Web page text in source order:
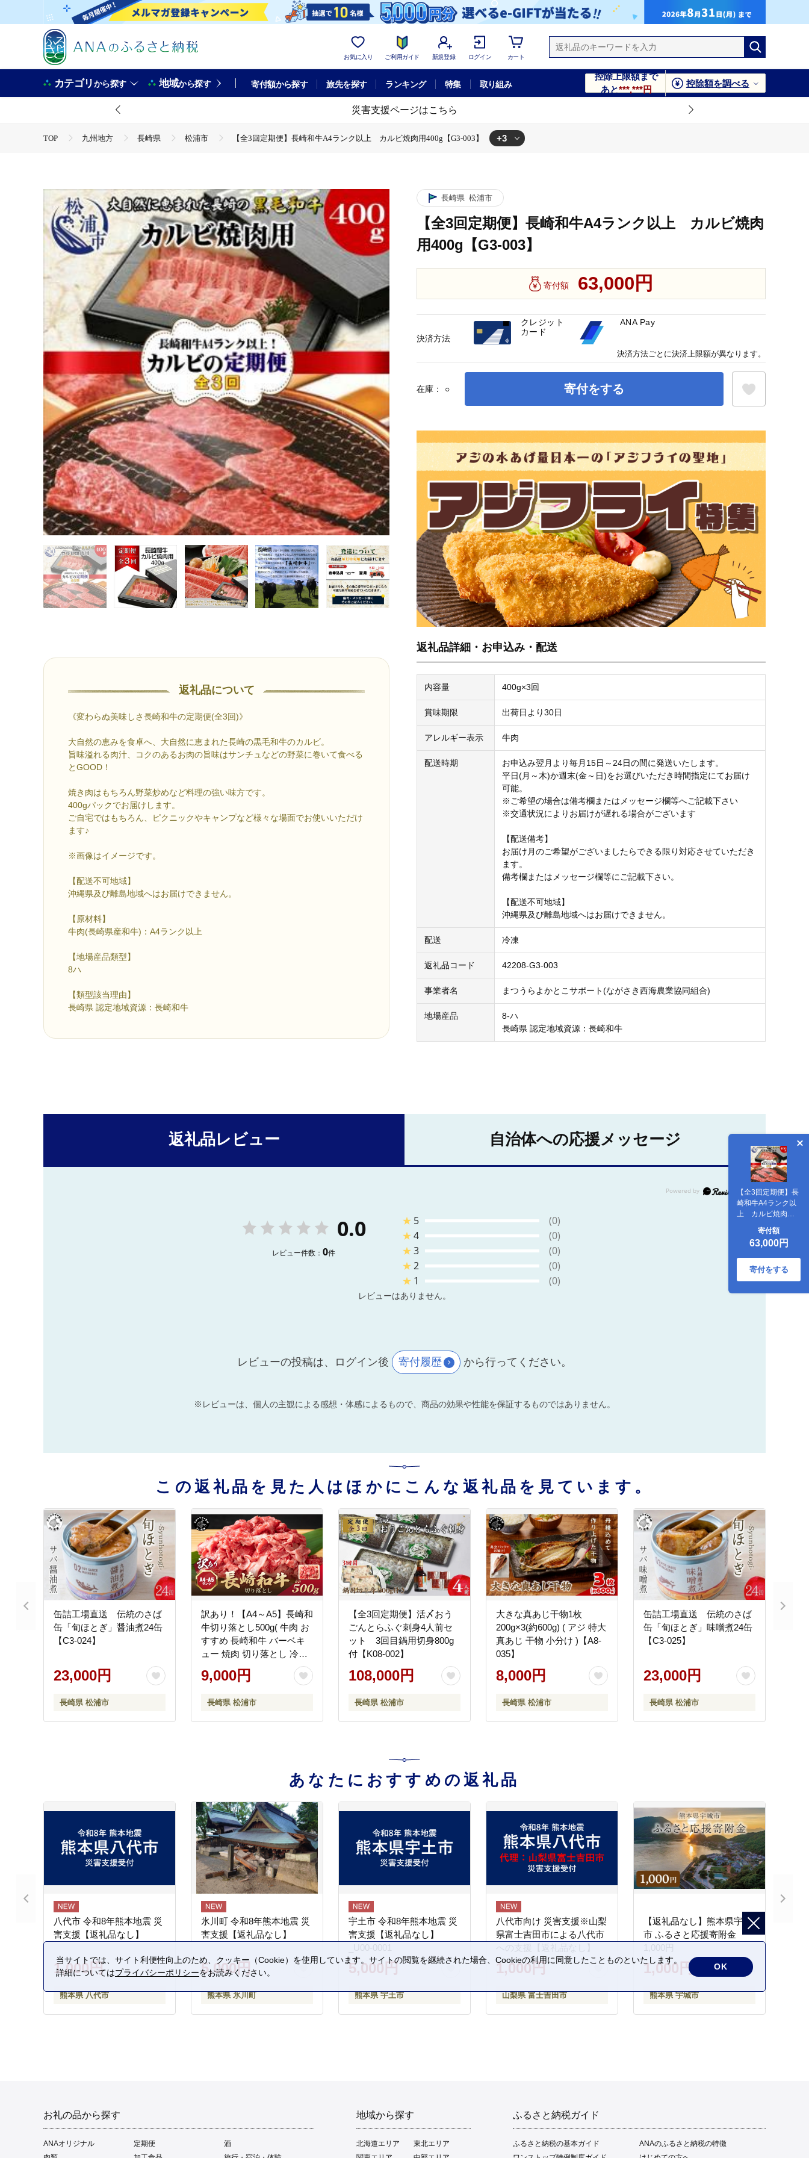
お気に入り ご利用ガイド 新規登録 ログイン カート
カテゴリから探す 地域から探す 寄付額から探す 旅先を探す ランキング 特集 取り組み
控除上限額まで
あと***,***円
控除額を調べる
災害支援ページはこちら
TOP 九州地方 長崎県 松浦市 【全3回定期便】長崎和牛A4ランク以上 カルビ焼肉用400g【G3-003】 +3
返礼品について
《変わらぬ美味しさ長崎和牛の定期便(全3回)》
大自然の恵みを食卓へ、大自然に恵まれた長崎の黒毛和牛のカルビ。
旨味溢れる肉汁、コクのあるお肉の旨味はサンチュなどの野菜に巻いて食べる
とGOOD！
焼き肉はもちろん野菜炒めなど料理の強い味方です。
400gパックでお届けします。
ご自宅ではもちろん、ピクニックやキャンプなど様々な場面でお使いいただけ
ます♪
※画像はイメージです。
【配送不可地域】
沖縄県及び離島地域へはお届けできません。
【原材料】
牛肉(長崎県産和牛)：A4ランク以上
【地場産品類型】
8ハ
【類型該当理由】
長崎県 認定地域資源：長崎和牛
長崎県 松浦市
【全3回定期便】長崎和牛A4ランク以上 カルビ焼肉
用400g【G3-003】
寄付額 63,000円
在庫： ○ 寄付をする
【全3回定期便】長
崎和牛A4ランク以
上 カルビ焼肉用
寄付額
63,000円
寄付をする
お気に入り登録
返礼品詳細・お申込み・配送
内容量 400g×3回
賞味期限 出荷日より30日
アレルギー表示 牛肉
配送時期
お申込み翌月より毎月15日～24日の間に発送いたします。
平日(月～木)か週末(金～日)をお選びいただき時間指定にてお届け
可能。
※ご希望の場合は備考欄またはメッセージ欄等へご記載下さい
※交通状況によりお届けが遅れる場合がございます
【配送備考】
お届け月のご希望がございましたらできる限り対応させていただき
ます。
備考欄またはメッセージ欄等にご記載下さい。
【配送不可地域】
沖縄県及び離島地域へはお届けできません。
配送 冷凍
返礼品コード 42208-G3-003
事業者名 まつうらよかとこサポート(ながさき西海農業協同組合)
地場産品
8-ハ
長崎県 認定地域資源：長崎和牛
決済方法
クレジット
カード
ANA Pay
決済方法ごとに決済上限額が異なります。
返礼品レビュー 自治体への応援メッセージ
0.0
レビュー件数： 0件
★ 5
(0)
★4
(0)
★3
(0)
★2
(0)
★ 1 (0)
レビューはありません。
レビューの投稿は、ログイン後 寄付履歴 から行ってください。
※レビューは、個人の主観による感想・体感によるもので、商品の効果や性能を保証するものではありません。
この返礼品を見た人はほかにこんな返礼品を見ています。
缶詰工場直送 伝統のさば
缶「旬ほとぎ」醤油煮24缶
【C3-024】
23,000円
長崎県 松浦市
訳あり！【A4～A5】長崎和
牛切り落とし500g( 牛肉 お
すすめ 長崎和牛 バーベキ
ュー 焼肉 切り落とし 冷凍
国産 送料無料 赤身 )【A9-
057】
9,000円
長崎県 松浦市
【全3回定期便】活〆おう
ごんとらふぐ刺身4人前セ
ット 3回目鍋用切身800g
付【K08-002】
108,000円
長崎県 松浦市
大きな真あじ干物1枚
200g×3(約600g) ( アジ 特大
真あじ 干物 小分け )【A8-
035】
8,000円
長崎県 松浦市
缶詰工場直送 伝統のさば
缶「旬ほとぎ」味噌煮24缶
【C3-025】
23,000円
長崎県 松浦市
あなたにおすすめの返礼品
八代市 令和8年熊本地震 災
害支援【返礼品なし】
1,000円
熊本県 八代市
氷川町 令和8年熊本地震 災
害支援【返礼品なし】
5,000円
熊本県 氷川町
宇土市 令和8年熊本地震 災
害支援【返礼品なし】
_U00-0001
5,000円
熊本県 宇土市
八代市向け 災害支援※山梨
県富士吉田市による八代市
への支援【返礼品なし】
1,000円
山梨県 富士吉田市
【返礼品なし】熊本県宇城
市 ふるさと応援寄附金
1,000円
1,000円
熊本県 宇城市
お礼の品から探す
ANAオリジナル 定期便
酒
地域から探す
北海道エリア
東北エリア
ふるさと納税ガイド
ふるさと納税の基本ガイド
ANAのふるさと納税の特徴
当サイトでは、サイト利便性向上のため、クッキー（Cookie）を使用しています。サイトの閲覧を継続された場合、Cookieの利用に同意したことものといたします。
詳細についてはプライバシーポリシーをお読みください。
OK